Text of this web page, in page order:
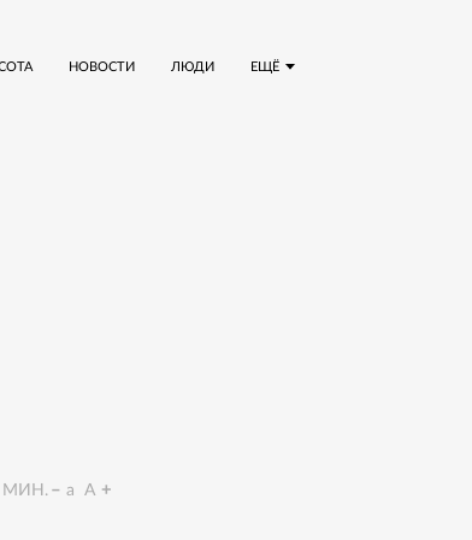
ЕЩЁ
НОВОСТИ ЛЮДИ
МИН. a A